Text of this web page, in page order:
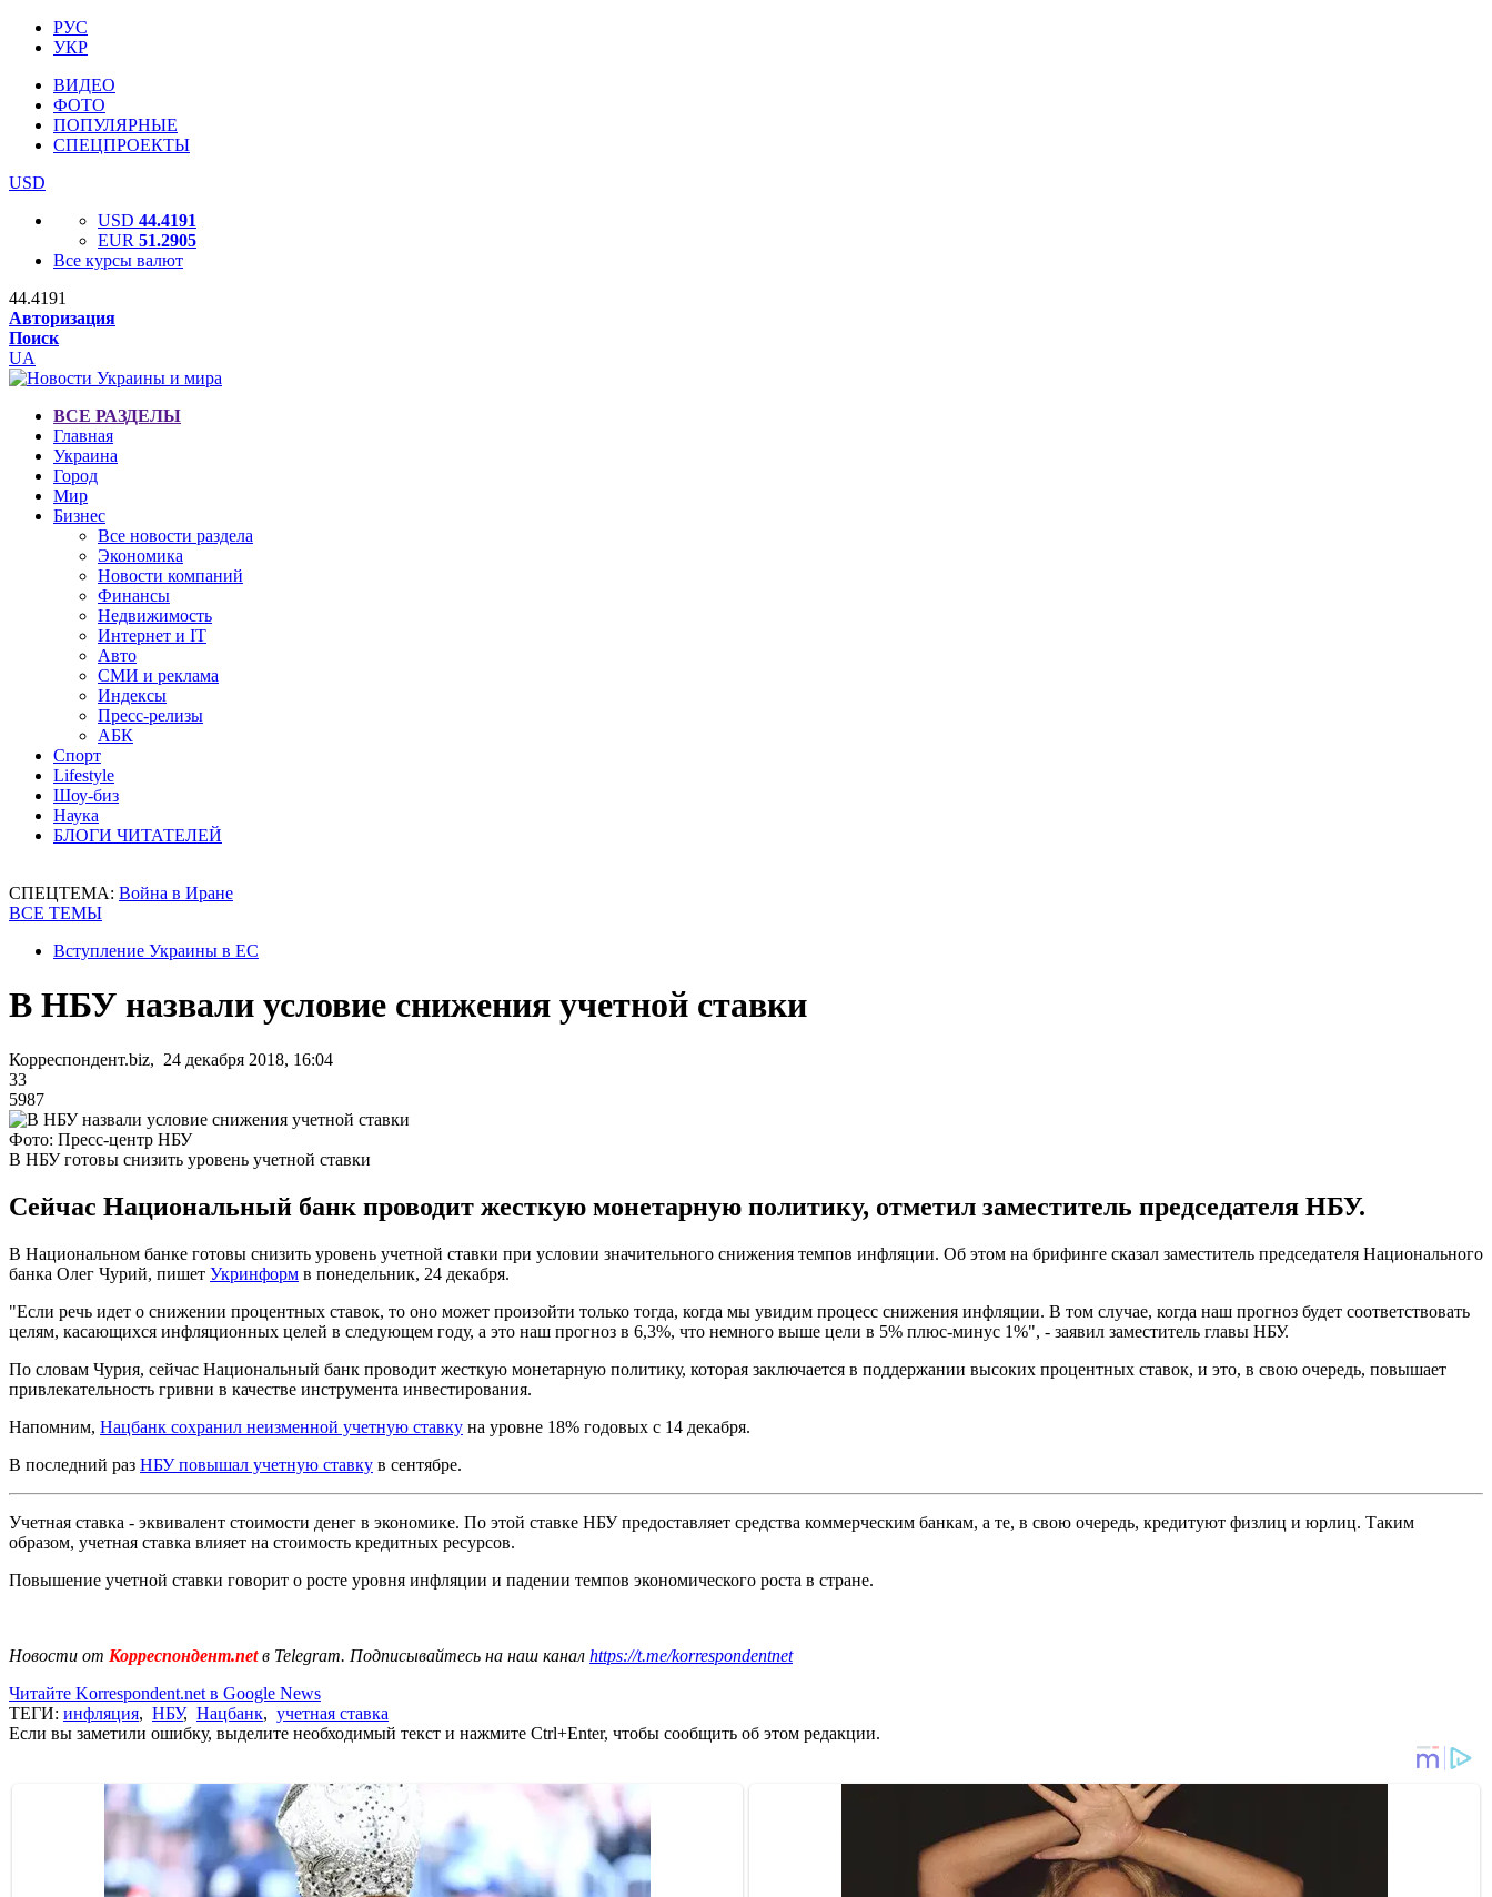
РУС
УКР
ВИДЕО
ФОТО
ПОПУЛЯРНЫЕ
СПЕЦПРОЕКТЫ
USD
USD 44.4191
EUR 51.2905
Все курсы валют
44.4191
Авторизация
Поиск
UA
ВСЕ РАЗДЕЛЫ
Главная
Украина
Город
Мир
Бизнес
Все новости раздела
Экономика
Новости компаний
Финансы
Недвижимость
Интернет и IT
Авто
СМИ и реклама
Индексы
Пресс-релизы
АБК
Спорт
Lifestyle
Шоу-биз
Наука
БЛОГИ ЧИТАТЕЛЕЙ
СПЕЦТЕМА: Война в Иране
ВСЕ ТЕМЫ
Вступление Украины в ЕС
В НБУ назвали условие снижения учетной ставки
Корреспондент.biz, 24 декабря 2018, 16:04
33
5987
Фото: Пресс-центр НБУ
В НБУ готовы снизить уровень учетной ставки
Сейчас Национальный банк проводит жесткую монетарную политику, отметил заместитель председателя НБУ.
В Национальном банке готовы снизить уровень учетной ставки при условии значительного снижения темпов инфляции. Об этом на брифинге сказал заместитель председателя Национального
банка Олег Чурий, пишет Укринформ в понедельник, 24 декабря.
"Если речь идет о снижении процентных ставок, то оно может произойти только тогда, когда мы увидим процесс снижения инфляции. В том случае, когда наш прогноз будет соответствовать
целям, касающихся инфляционных целей в следующем году, а это наш прогноз в 6,3%, что немного выше цели в 5% плюс-минус 1%", - заявил заместитель главы НБУ.
По словам Чурия, сейчас Национальный банк проводит жесткую монетарную политику, которая заключается в поддержании высоких процентных ставок, и это, в свою очередь, повышает
привлекательность гривни в качестве инструмента инвестирования.
Напомним, Нацбанк сохранил неизменной учетную ставку на уровне 18% годовых с 14 декабря.
В последний раз НБУ повышал учетную ставку в сентябре.
Учетная ставка - эквивалент стоимости денег в экономике. По этой ставке НБУ предоставляет средства коммерческим банкам, а те, в свою очередь, кредитуют физлиц и юрлиц. Таким
образом, учетная ставка влияет на стоимость кредитных ресурсов.
Повышение учетной ставки говорит о росте уровня инфляции и падении темпов экономического роста в стране.
Новости от Корреспондент.netв Telegram. Подписывайтесь на наш канал https://t.me/korrespondentnet
Читайте Korrespondent.net в Google News
ТЕГИ: инфляция, НБУ, Нацбанк, учетная ставка
Если вы заметили ошибку, выделите необходимый текст и нажмите Ctrl+Enter, чтобы сообщить об этом редакции.